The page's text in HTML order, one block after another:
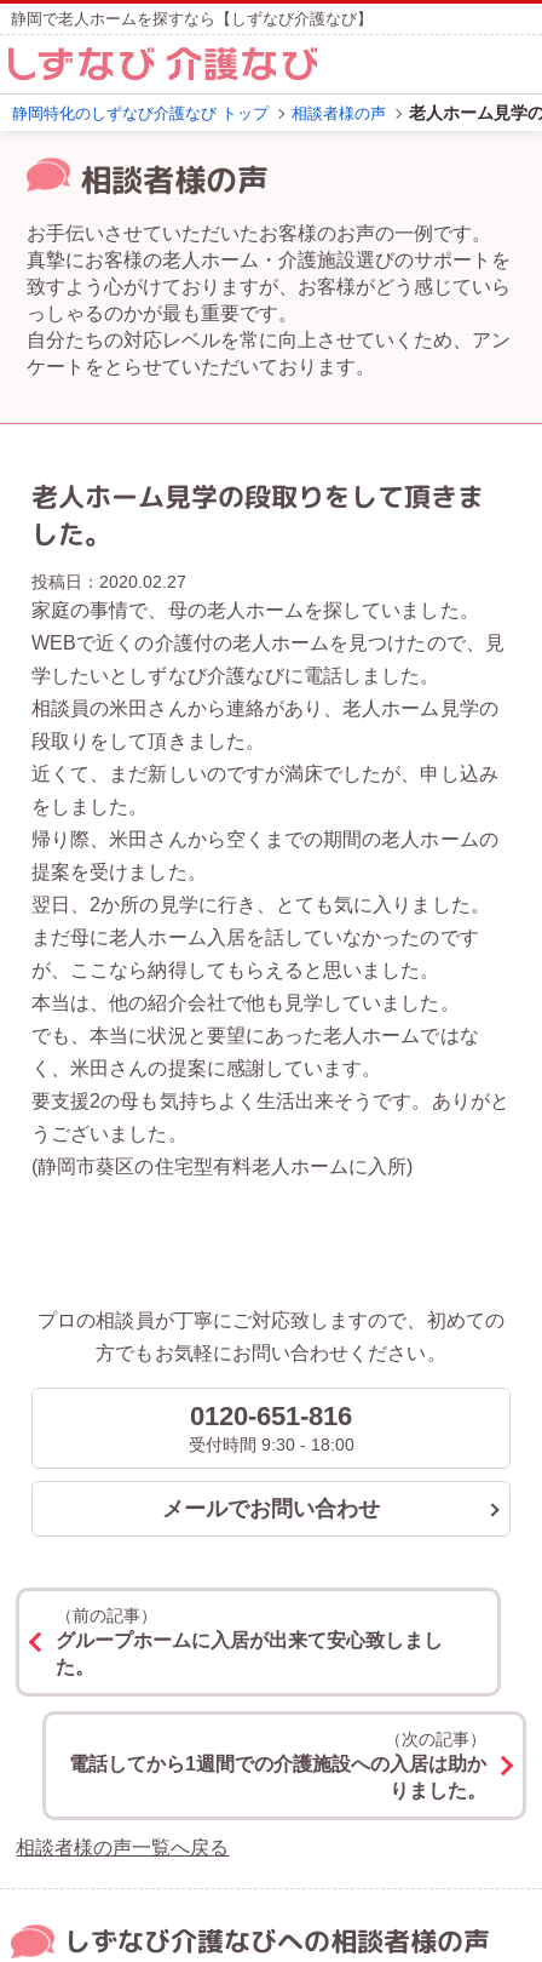
静岡で老人ホームを探すなら【しずなび介護なび】
静岡特化のしずなび介護なび トップ 相談者様の声 老人ホーム見学
相談者様の声
お手伝いさせていただいたお客様のお声の一例です。
真摯にお客様の老人ホーム・介護施設選びのサポートを
致すよう心がけておりますが、お客様がどう感じていら
っしゃるのかが最も重要です。
自分たちの対応レベルを常に向上させていくため、アン
ケートをとらせていただいております。
老人ホーム見学の段取りをして頂きま
した。
投稿日：2020.02.27
家庭の事情で、母の老人ホームを探していました。
WEBで近くの介護付の老人ホームを見つけたので、見
学したいとしずなび介護なびに電話しました。
相談員の米田さんから連絡があり、老人ホーム見学の
段取りをして頂きました。
近くて、まだ新しいのですが満床でしたが、申し込み
をしました。
帰り際、米田さんから空くまでの期間の老人ホームの
提案を受けました。
翌日、2か所の見学に行き、とても気に入りました。
まだ母に老人ホーム入居を話していなかったのです
が、ここなら納得してもらえると思いました。
本当は、他の紹介会社で他も見学していました。
でも、本当に状況と要望にあった老人ホームではな
く、米田さんの提案に感謝しています。
要支援2の母も気持ちよく生活出来そうです。ありがと
うございました。
(静岡市葵区の住宅型有料老人ホームに入所)
プロの相談員が丁寧にご対応致しますので、初めての
方でもお気軽にお問い合わせください。
0120-651-816
受付時間 9:30 - 18:00
メールでお問い合わせ
（前の記事）
グループホームに入居が出来て安心致しまし
た。
（次の記事）
電話してから1週間での介護施設への入居は助か
りました。
相談者様の声一覧へ戻る
しずなび介護なびへの相談者様の声